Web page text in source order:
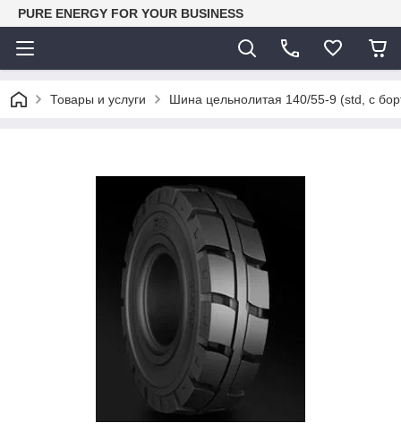
PURE ENERGY FOR YOUR BUSINESS
Товары и услуги Шина цельнолитая 140/55-9 (std, с